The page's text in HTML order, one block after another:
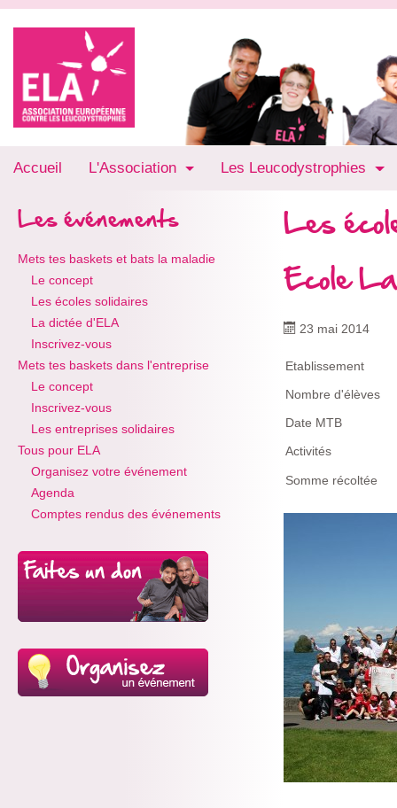
Accueil L'Association Les Leucodystrophies
Les événements
Mets tes baskets et bats la maladie
Le concept
Les écoles solidaires
La dictée d'ELA
Inscrivez-vous
Mets tes baskets dans l'entreprise
Le concept
Inscrivez-vous
Les entreprises solidaires
Tous pour ELA
Organisez votre événement
Agenda
Comptes rendus des événements
Les
Ecole
23 mai 2014
Etablissement
Nombre d'élèves
Date MTB
Activités
Somme récoltée